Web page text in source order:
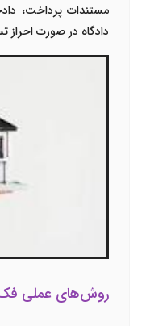
مستندات پرداخت،
دادگاه در صورت
روش‌های عملی